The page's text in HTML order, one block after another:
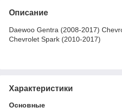
Описание
Daewoo Gentra (2008-2017)
Chevrolet Spark (2010-2017)
Характеристики
Основные